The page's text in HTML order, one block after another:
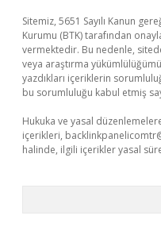
Sitemiz, 5651 Sayılı Kanun
Kurumu (BTK) tarafından
vermektedir. Bu nedenle,
veya araştırma
yazdıkları içeriklerin
bu sorumluluğu kabul etmiş
Hukuka ve yasal
içerikleri,
halinde, ilgili içerikler yasal